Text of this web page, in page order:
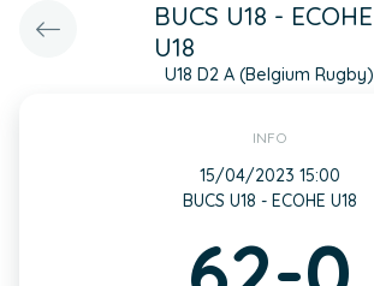
BUCS U18 - ECOHE
U18
U18 D2 A (Belgium Rugby)
INFO
15/04/2023 15:00
BUCS U18 - ECOHE U18